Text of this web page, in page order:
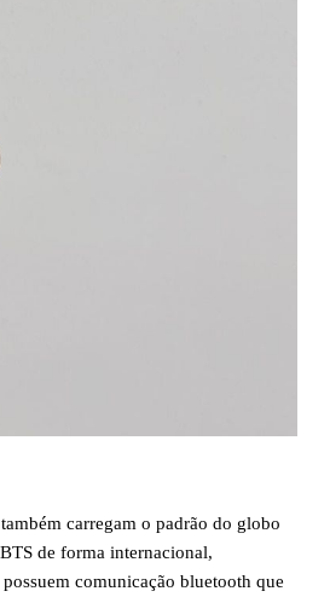
carregam o padrão do globo
de forma internacional,
comunicação bluetooth que